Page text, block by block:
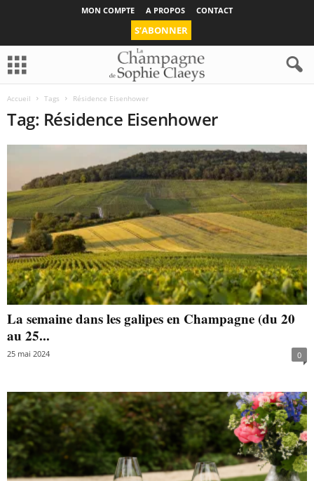
MON COMPTE A PROPOS CONTACT
S’ABONNER
Accueil Tags Résidence Eisenhower
Tag: Résidence Eisenhower
La semaine dans les galipes en Champagne (du 20
au 25...
25 mai 2024 0